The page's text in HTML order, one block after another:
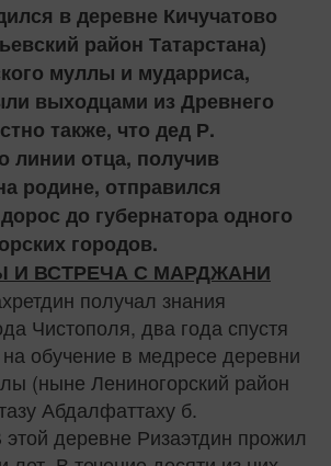
в деревне Кичучатово
район Татарстана)
муллы и мударриса,
выходцами из Древнего
также, что дед Р.
линии отца, получив
родине, отправился
до губернатора одного
городов.
И ВСТРЕЧА С МАРДЖАНИ
получал знания
Чистополя, два года спустя
на обучение в медресе деревни
(ныне Лениногорский район
Абдалфаттаху б.
деревне Ризаэтдин прожил